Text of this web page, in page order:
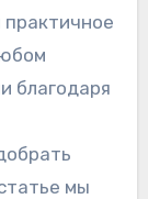
благодаря
мы